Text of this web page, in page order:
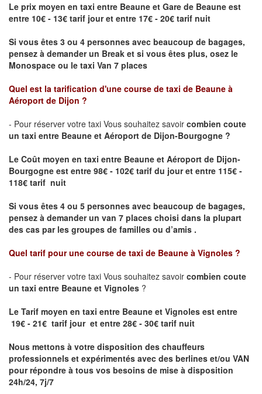
Le prix moyen en taxi entre Beaune et Gare de Beaune est
entre 10€ - 13€ tarif jour et entre 17€ - 20€ tarif nuit
Si vous êtes 3 ou 4 personnes avec beaucoup de bagages,
pensez à demander un Break et si vous êtes plus, osez le
Monospace ou le taxi Van 7 places
Quel est la tarification d'une course de taxi de Beaune à
Aéroport de Dijon ?
- Pour réserver votre taxi Vous souhaitez savoir combien coute
un taxi entre Beaune et Aéroport de Dijon-Bourgogne ?
Le Coût moyen en taxi entre Beaune et Aéroport de Dijon-
Bourgogne est entre 98€ - 102€ tarif du jour et entre 115€ -
118€ tarif nuit
Si vous êtes 4 ou 5 personnes avec beaucoup de bagages,
pensez à demander un van 7 places choisi dans la plupart
des cas par les groupes de familles ou d’amis .
Quel tarif pour une course de taxi de Beaune à Vignoles ?
- Pour réserver votre taxi Vous souhaitez savoir combien coute
un taxi entre Beaune et Vignoles ?
Le Tarif moyen en taxi entre Beaune et Vignoles est entre
19€ - 21€ tarif jour et entre 28€ - 30€ tarif nuit
Nous mettons à votre disposition des chauffeurs
professionnels et expérimentés avec des berlines et/ou VAN
pour répondre à tous vos besoins de mise à disposition
24h/24, 7j/7